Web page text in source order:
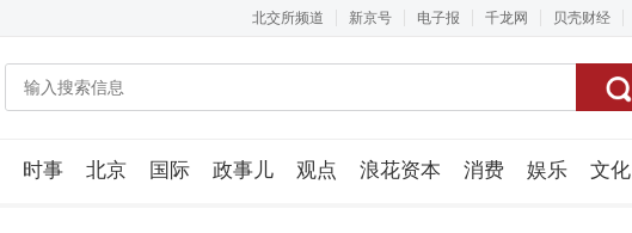
北交所频道 新京号 电子报 千龙网 贝壳财经
时事 北京 国际 政事儿 观点 浪花资本 消费 娱乐 文化